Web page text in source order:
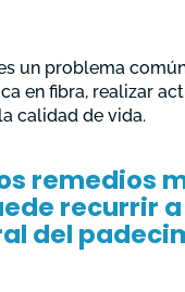
un problema
en fibra, realizar
calidad de vida.
remedios
recurrir
del